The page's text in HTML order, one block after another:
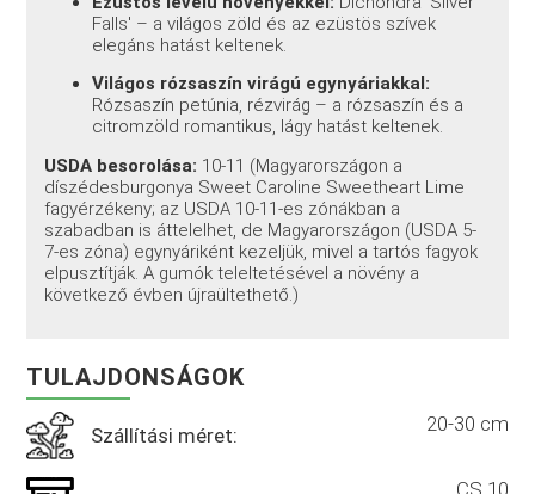
Falls' – a világos zöld és az ezüstös szívek
elegáns hatást keltenek.
Világos rózsaszín virágú egynyáriakkal:
Rózsaszín petúnia, rézvirág – a rózsaszín és a
citromzöld romantikus, lágy hatást keltenek.
USDA besorolása: 10-11 (Magyarországon a
díszédesburgonya Sweet Caroline Sweetheart Lime
fagyérzékeny; az USDA 10-11-es zónákban a
szabadban is áttelelhet, de Magyarországon (USDA 5-
7-es zóna) egynyáriként kezeljük, mivel a tartós fagyok
elpusztítják. A gumók teleltetésével a növény a
következő évben újraültethető.)
TULAJDONSÁGOK
Szállítási méret: 20-30 cm